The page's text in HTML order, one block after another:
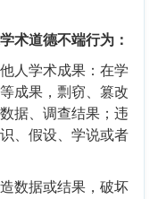
术道德不端行为：
人学术成果：在学
成果，剽窃、篡改
据、调查结果；违
、假设、学说或者
数据或结果，破坏